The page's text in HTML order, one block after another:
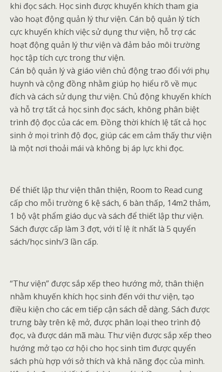
khi đọc sách. Học sinh được khuyến khích tham gia
vào hoạt động quản lý thư viện. Cán bộ quản lý tích
cực khuyến khích việc sử dụng thư viện, hỗ trợ các
hoạt động quản lý thư viện và đảm bảo môi trường
học tập tích cực trong thư viện.
Cán bộ quản lý và giáo viên chủ động trao đổi với phụ
huynh và cộng đồng nhằm giúp họ hiểu rõ về mục
đích và cách sử dụng thư viện. Chủ động khuyến khích
và hỗ trợ tất cả học sinh đọc sách, không phân biệt
trình độ đọc của các em. Đồng thời khích lệ tất cả học
sinh ở mọi trình độ đọc, giúp các em cảm thấy thư viện
là một nơi thoải mái và không bị áp lực khi đọc.
Để thiết lập thư viện thân thiện, Room to Read cung
cấp cho mỗi trường 6 kệ sách, 6 bàn thấp, 14m2 thảm,
1 bộ vật phẩm giáo dục và sách để thiết lập thư viện.
Sách được cấp làm 3 đợt, với tỉ lệ ít nhất là 5 quyển
sách/học sinh/3 lần cấp.
“Thư viện” được sắp xếp theo hướng mở, thân thiện
nhằm khuyến khích học sinh đến với thư viện, tạo
điều kiện cho các em tiếp cận sách dễ dàng. Sách được
trưng bày trên kệ mở, được phân loại theo trình độ
đọc, và được dán mã màu. Thư viện được sắp xếp theo
hướng mở tạo cơ hội cho học sinh tìm được quyển
sách phù hợp với sở thích và khả năng đọc của mình.